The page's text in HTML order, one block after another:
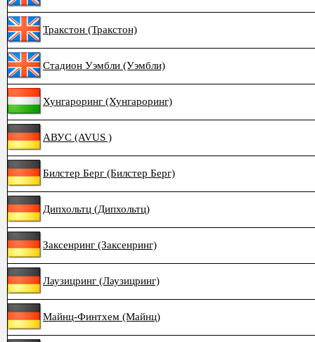
Тракстон (Тракстон)
Стадион Уэмбли (Уэмбли)
Хунгароринг (Хунгароринг)
АВУС (AVUS )
Билстер Берг (Билстер Берг)
Дипхольтц (Дипхольтц)
Заксенринг (Заксенринг)
Лаузицринг (Лаузицринг)
Майнц-Финтхем (Майнц)